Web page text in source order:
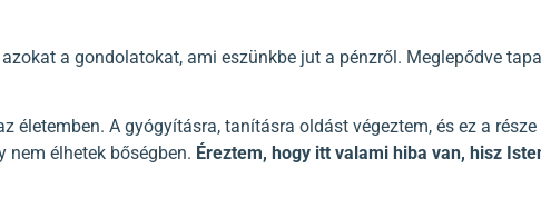
a gondolatokat, ami eszünkbe jut a pénzről. Meglepődve
életemben. A gyógyításra, tanításra oldást végeztem, és ez a
élhetek bőségben. Éreztem, hogy itt valami hiba van, hisz